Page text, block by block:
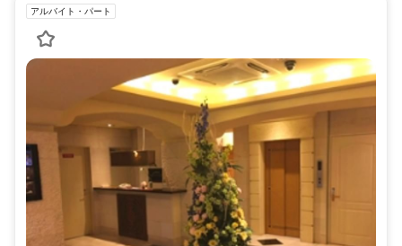
アルバイト・パート